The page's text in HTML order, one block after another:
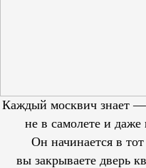
Каждый москвич знает —
не в самолете и даже
Он начинается в
вы закрываете дверь